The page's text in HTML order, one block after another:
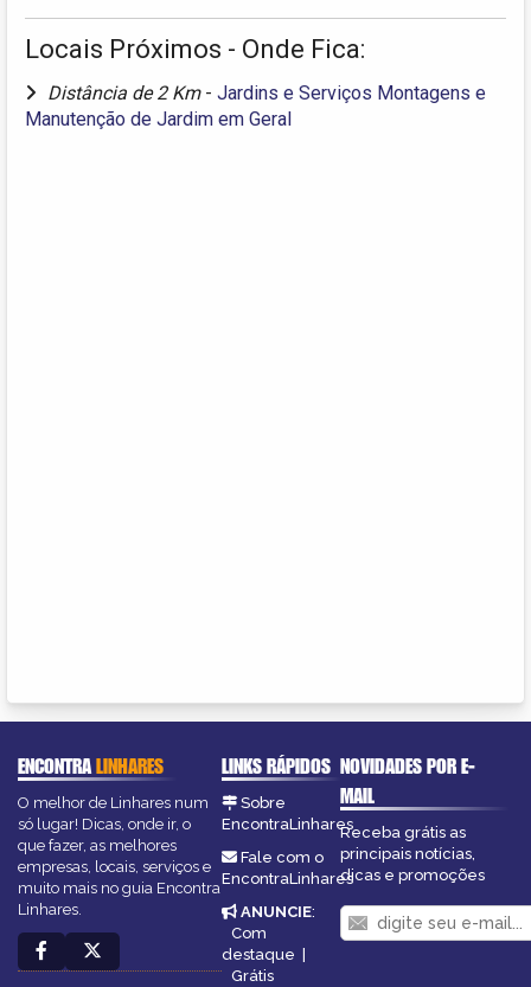
Locais Próximos - Onde Fica:
Distância de 2 Km - Jardins e Serviços Montagens e
Manutenção de Jardim em Geral
ENCONTRALINHARES
O melhor de Linhares num
só lugar! Dicas, onde ir, o
que fazer, as melhores
empresas, locais, serviços e
muito mais no guia Encontra
Linhares.
LINKS RÁPIDOS
Sobre
EncontraLinhares
Fale com o
EncontraLinhares
ANUNCIE:
Com
destaque
Grátis
NOVIDADES POR E-
MAIL
Receba grátis as
principais notícias,
dicas e promoções